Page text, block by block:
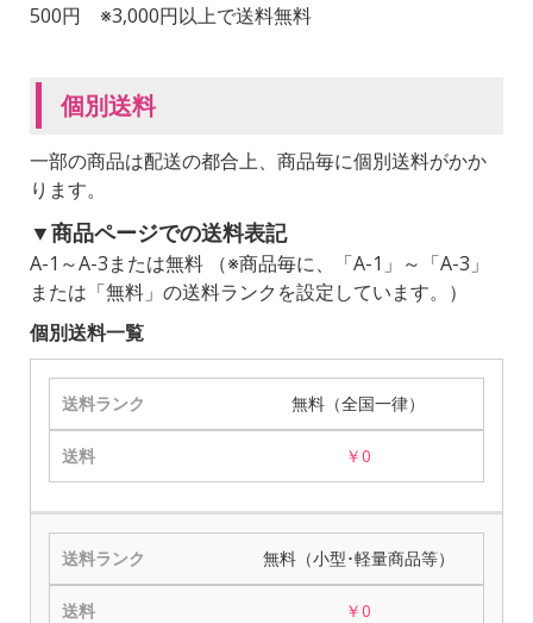
500円 ※3,000円以上で送料無料
個別送料
一部の商品は配送の都合上、商品毎に個別送料がかか
ります。
▼商品ページでの送料表記
A-1～A-3または無料 （※商品毎に、「A-1」～「A-3」
または「無料」の送料ランクを設定しています。）
個別送料一覧
無料（全国一律）
￥0
無料（小型･軽量商品等）
￥0